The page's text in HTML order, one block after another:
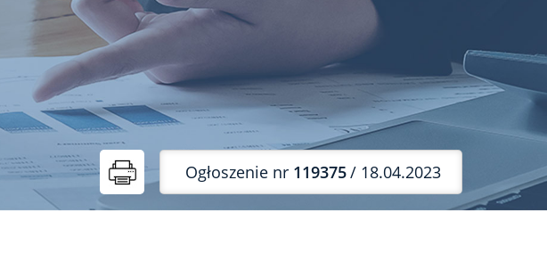
Ogłoszenie nr 119375/ 18.04.2023